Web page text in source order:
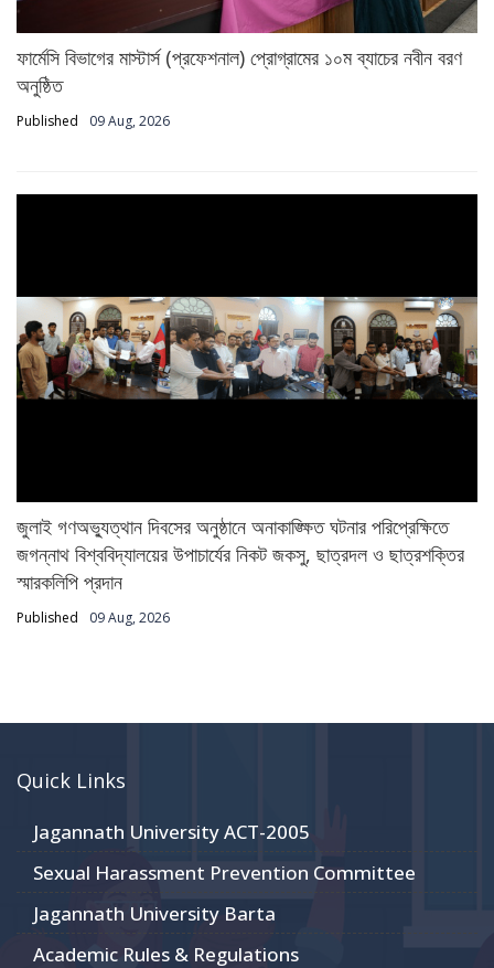
ফার্মেসি বিভাগের মাস্টার্স (প্রফেশনাল) প্রোগ্রামের ১০ম ব্যাচের নবীন বরণ
অনুষ্ঠিত
Published 09 Aug, 2026
জুলাই গণঅভ্যুত্থান দিবসের অনুষ্ঠানে অনাকাঙ্ক্ষিত ঘটনার পরিপ্রেক্ষিতে
জগন্নাথ বিশ্ববিদ্যালয়ের উপাচার্যের নিকট জকসু, ছাত্রদল ও ছাত্রশক্তির
স্মারকলিপি প্রদান
Published 09 Aug, 2026
Quick Links
Jagannath University ACT-2005
Sexual Harassment Prevention Committee
Jagannath University Barta
Academic Rules & Regulations